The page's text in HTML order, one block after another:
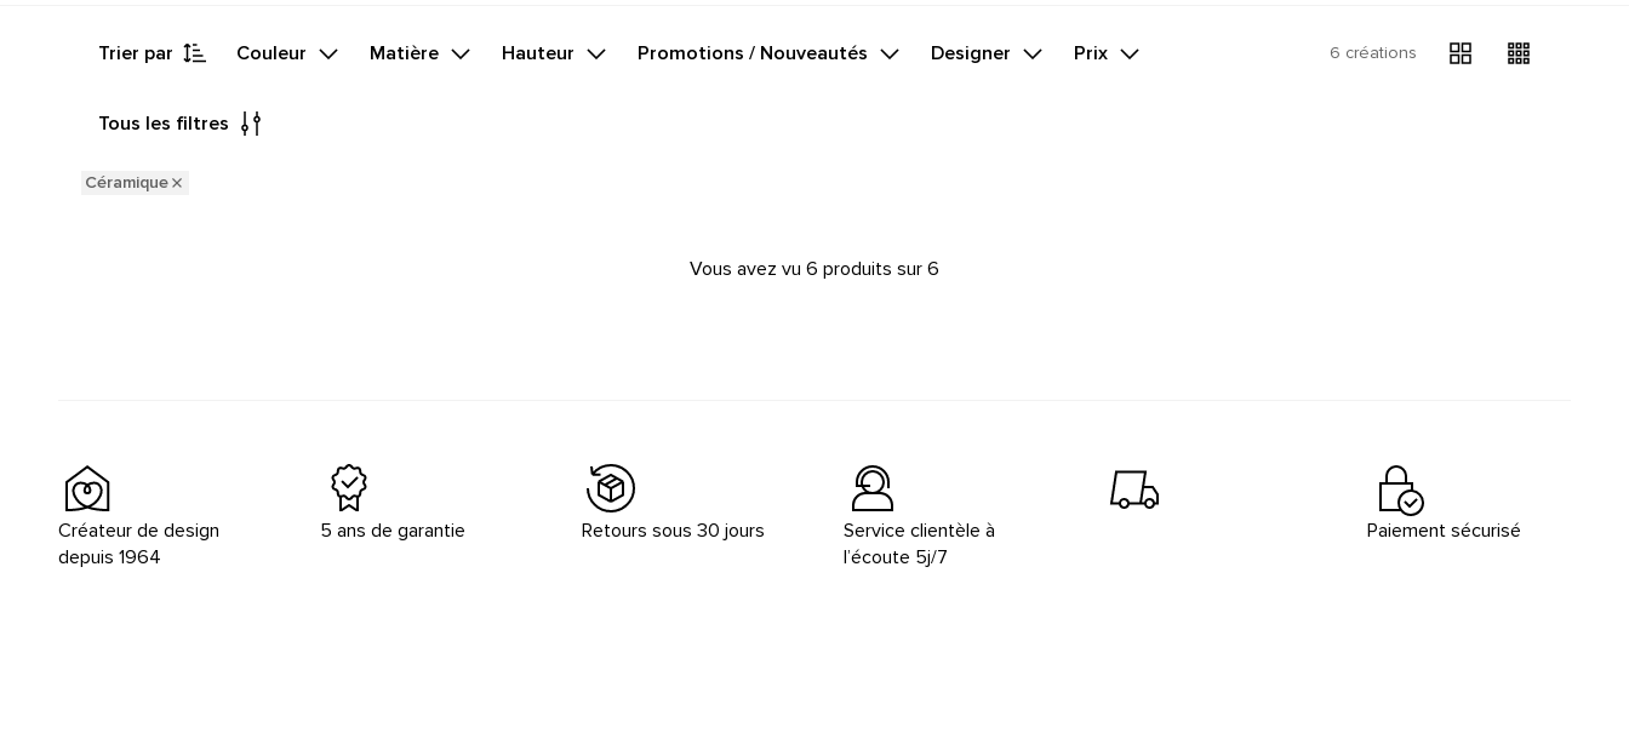
Trier par Couleur Matière Hauteur Promotions / Nouveautés Designer Prix
Tous les filtres
6 créations
Céramique
Vous avez vu 6 produits sur 6
Créateur de design
depuis 1964
5 ans de garantie Retours sous 30 jours
Service clientèle à
l’écoute 5j/7
Paiement sécurisé